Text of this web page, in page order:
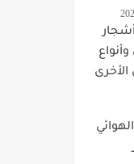
الأخرى